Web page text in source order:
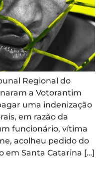
Regional do
a Votorantim
uma indenização
em razão da
funcionário, vítima
acolheu pedido do
em Santa Catarina […]